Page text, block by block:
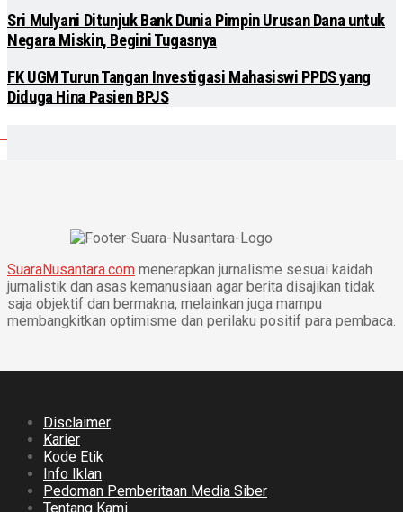
Sri Mulyani Ditunjuk Bank Dunia Pimpin Urusan Dana untuk
Negara Miskin, Begini Tugasnya
FK UGM Turun Tangan Investigasi Mahasiswi PPDS yang
Diduga Hina Pasien BPJS
SuaraNusantara.com menerapkan jurnalisme sesuai kaidah
jurnalistik dan asas kemanusiaan agar berita disajikan tidak
saja objektif dan bermakna, melainkan juga mampu
membangkitkan optimisme dan perilaku positif para pembaca.
Disclaimer
Karier
Kode Etik
Info Iklan
Pedoman Pemberitaan Media Siber
Tentang Kami